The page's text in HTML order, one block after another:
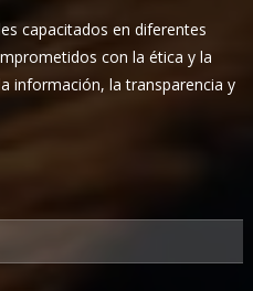
capacitados en diferentes
con la ética y la
información, la transparencia y